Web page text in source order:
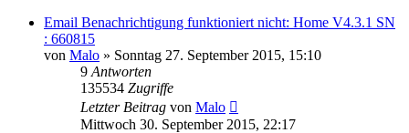
Email Benachrichtigung funktioniert nicht: Home V4.3.1 SN
: 660815
von Malo » Sonntag 27. September 2015, 15:10
9 Antworten
135534 Zugriffe
Letzter Beitrag von Malo
Mittwoch 30. September 2015, 22:17